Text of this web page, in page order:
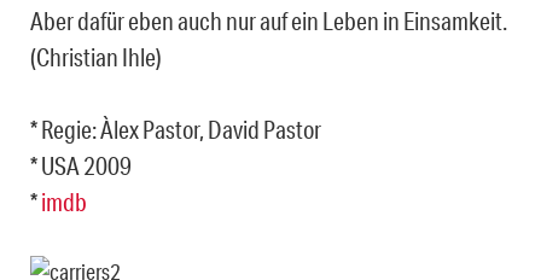
Aber dafür eben auch nur auf ein Leben in Einsamkeit.
(Christian Ihle)
* Regie: Àlex Pastor, David Pastor
* USA 2009
*imdb